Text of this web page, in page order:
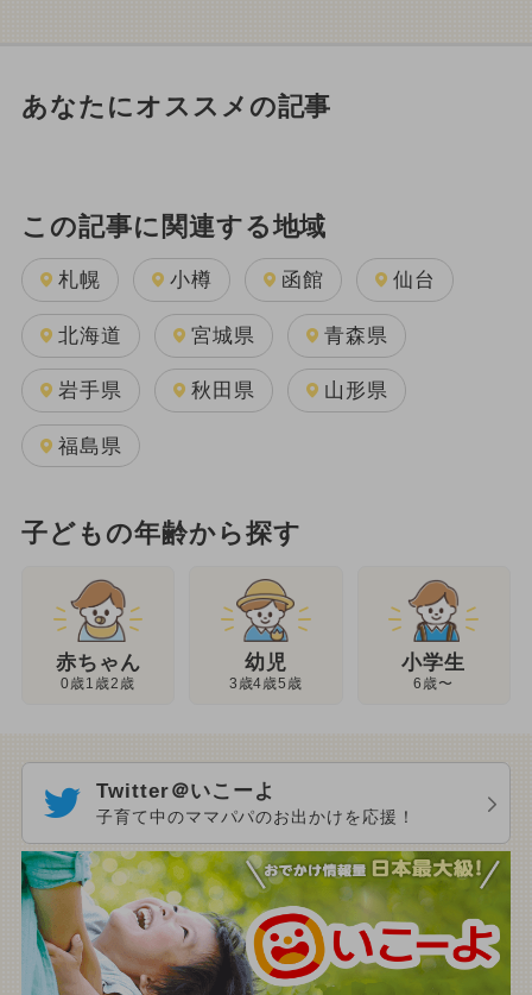
あなたにオススメの記事
この記事に関連する地域
札幌 小樽 函館 仙台
北海道 宮城県 青森県
岩手県 秋田県 山形県
福島県
子どもの年齢から探す
赤ちゃん
0歳1歳2歳
幼児
3歳4歳5歳
小学生
6歳〜
Twitter＠いこーよ
子育て中のママパパのお出かけを応援！